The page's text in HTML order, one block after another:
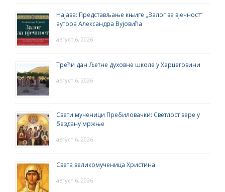
Најава: Представљање књиге „Залог за вјечност“
аутора Александра Вујовића
август 6, 2026
Трећи дан Љетне духовне школе у Херцеговини
август 6, 2026
Свети мученици Пребиловачки: Светлост вере у
бездану мржње
август 6, 2026
Света великомученица Христина
август 6, 2026